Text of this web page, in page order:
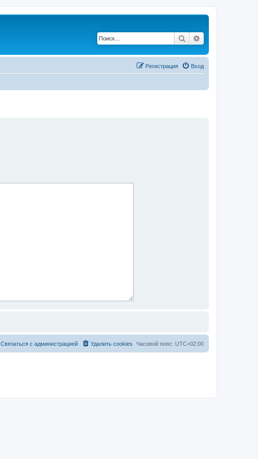
Поиск
Вход
Регистрация
Часовой пояс: UTC+02:00
Удалить cookies
Связаться с администрацией